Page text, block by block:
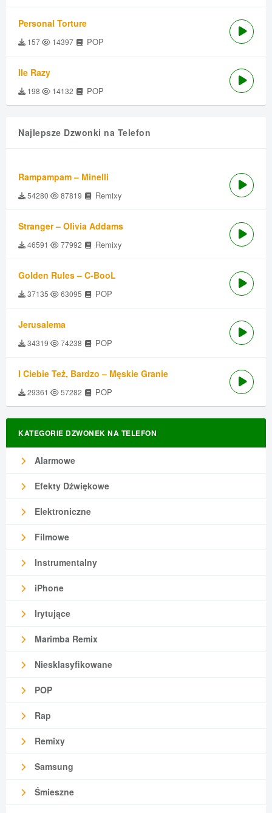
Personal Torture
157 14397 POP
Ile Razy
198 14132 POP
Najlepsze Dzwonki na Telefon
Rampampam – Minelli
54280 87819 Remixy
Stranger – Olivia Addams
46591 77992 Remixy
Golden Rules – C-BooL
37135 63095 POP
Jerusalema
34319 74238 POP
I Ciebie Też, Bardzo – Męskie Granie
29361 57282 POP
KATEGORIE DZWONEK NA TELEFON
Alarmowe
Efekty Dźwiękowe
Elektroniczne
Filmowe
Instrumentalny
iPhone
Irytujące
Marimba Remix
Niesklasyfikowane
POP
Rap
Remixy
Samsung
Śmieszne